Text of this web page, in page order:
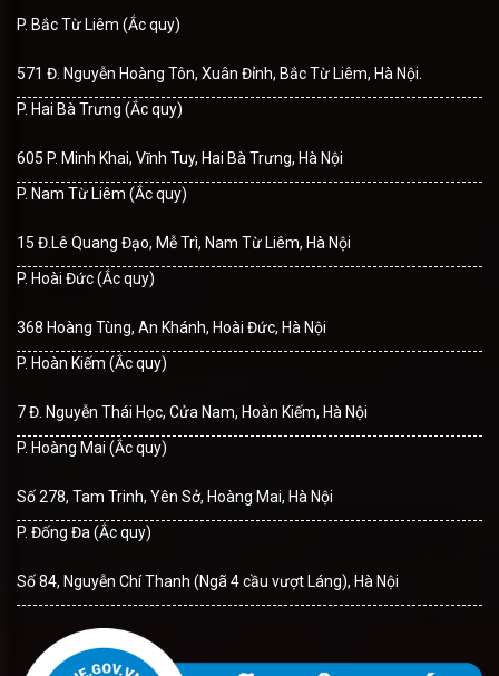
P. Bắc Từ Liêm (Ắc quy)
571 Đ. Nguyễn Hoàng Tôn, Xuân Đỉnh, Bắc Từ Liêm, Hà Nội.
P. Hai Bà Trưng (Ắc quy)
605 P. Minh Khai, Vĩnh Tuy, Hai Bà Trưng, Hà Nội
P. Nam Từ Liêm (Ắc quy)
15 Đ.Lê Quang Đạo, Mễ Trì, Nam Từ Liêm, Hà Nội
P. Hoài Đức (Ắc quy)
368 Hoàng Tùng, An Khánh, Hoài Đức, Hà Nội
P. Hoàn Kiếm (Ắc quy)
7 Đ. Nguyễn Thái Học, Cửa Nam, Hoàn Kiếm, Hà Nội
P. Hoàng Mai (Ắc quy)
Số 278, Tam Trinh, Yên Sở, Hoàng Mai, Hà Nội
P. Đống Đa (Ắc quy)
Số 84, Nguyễn Chí Thanh (Ngã 4 cầu vượt Láng), Hà Nội